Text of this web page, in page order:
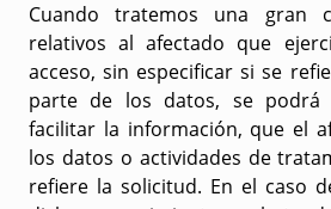
Cuando tratemos una gran
relativos al afectado que
acceso, sin especificar si se
parte de los datos, se podrá
facilitar la información, que el
los datos o actividades de
refiere la solicitud. En el caso